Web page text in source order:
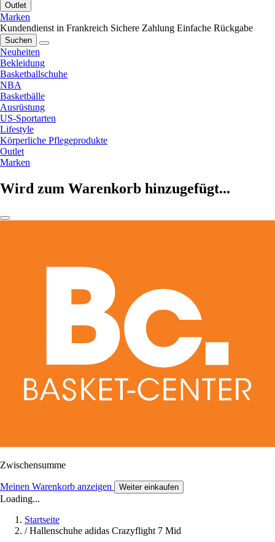
Outlet
Marken
Kundendienst in Frankreich Sichere Zahlung Einfache Rückgabe
Suchen
Neuheiten
Bekleidung
Basketballschuhe
NBA
Basketbälle
Ausrüstung
US-Sportarten
Lifestyle
Körperliche Pflegeprodukte
Outlet
Marken
Wird zum Warenkorb hinzugefügt...
Zwischensumme
Meinen Warenkorb anzeigen Weiter einkaufen
Loading...
Startseite
/ Hallenschuhe adidas Crazyflight 7 Mid